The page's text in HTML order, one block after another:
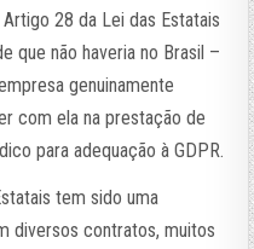
28 da Lei das Estatais
que não haveria no Brasil –
genuinamente
com ela na prestação de
para adequação à GDPR.
tem sido uma
diversos contratos, muitos